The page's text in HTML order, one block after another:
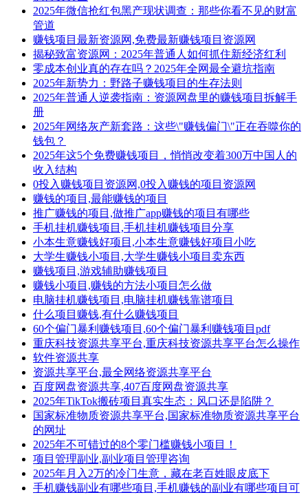
2025年微信抢红包黑产现状调查：那些你看不见的财富
管道
赚钱项目最新资源网,免费最新赚钱项目资源网
揭秘致富资源网：2025年普通人如何抓住新经济红利
零成本创业真的存在吗？2025年全网最全避坑指南
2025年新势力：野路子赚钱项目的生存法则
2025年普通人逆袭指南：资源网盘里的赚钱项目拆解手
册
2025年网络灰产新套路：这些\"赚钱偏门\"正在吞噬你的
钱包？
2025年这5个免费赚钱项目，悄悄改变着300万中国人的
收入结构
0投入赚钱项目资源网,0投入赚钱的项目资源网
赚钱的项目,最能赚钱的项目
推广赚钱的项目,做推广app赚钱的项目有哪些
手机挂机赚钱项目,手机挂机赚钱项目分享
小本生意赚钱好项目,小本生意赚钱好项目小吃
大学生赚钱小项目,大学生赚钱小项目卖东西
赚钱项目,游戏辅助赚钱项目
赚钱小项目,赚钱的方法小项目怎么做
电脑挂机赚钱项目,电脑挂机赚钱靠谱项目
什么项目赚钱,有什么赚钱项目
60个偏门暴利赚钱项目,60个偏门暴利赚钱项目pdf
重庆科技资源共享平台,重庆科技资源共享平台怎么操作
软件资源共享
资源共享平台,最全网络资源共享平台
百度网盘资源共享,407百度网盘资源共享
2025年TikTok搬砖项目真实生态：风口还是陷阱？
国家标准物质资源共享平台,国家标准物质资源共享平台
的网址
2025年不可错过的8个零门槛赚钱小项目！
项目管理副业,副业项目管理咨询
2025年月入2万的冷门生意，藏在老百姓眼皮底下
手机赚钱副业有哪些项目,手机赚钱的副业有哪些项目可